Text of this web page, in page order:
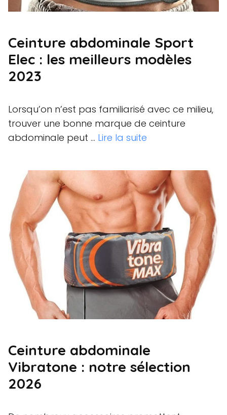
Ceinture abdominale Sport
Elec : les meilleurs modèles
2023
Lorsqu’on n’est pas familiarisé avec ce milieu,
trouver une bonne marque de ceinture
abdominale peut … Lire la suite
Ceinture abdominale
Vibratone : notre sélection
2026